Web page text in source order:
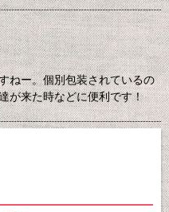
ねー。個別包装されているの
が来た時などに便利です！